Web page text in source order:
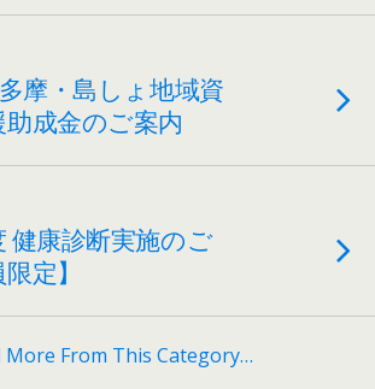
摩・島しょ地域資
成金のご案内
健康診断実施のご
定】
More From This Category…